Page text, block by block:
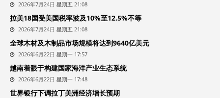
2026年7月24日 星期五 21:08
拉美18国受美国税率波及10%至12.5%不等
2026年7月24日 星期五 21:08
全球木材及木制品市场规模将达到9640亿美元
2026年6月22日 星期一 17:57
越南着眼于构建国家海洋产业生态系统
2026年6月22日 星期一 17:48
世界银行下调拉丁美洲经济增长预期